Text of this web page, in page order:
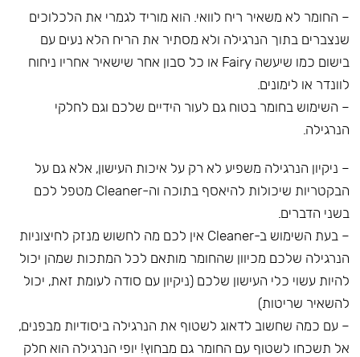
– החומר לא משאיר ריח לוואי. הוא מוריד לגמרי את הלכלוכים
שנצברים בתוך הנרגילה ולא מסתיר את הריח הלא נעים עם
בישום כמו שיעשה Fairy או כל סבון אחר שישאיר אחריו ניחוח
לוונדר או לימונים.
– השימוש בחומר בטוח גם לעור הידיים שלכם וגם לחלקי
הנרגילה.
– ניקיון הנרגילה משפיע לא רק על איכות העישון, אלא גם על
הבקטריות שיכולות להיאסף בתוכה וה-Cleaner מטפל לכם
בשני הדברים.
– בעת השימוש ב-Cleaner אין לכם מה לחשוש מנזק לחיצוניות
הנרגילה שלכם מכיוון שהחומר מותאם לכל המתכות שמהן יכול
להיות עשוי כלי העישון שלכם (ניקיון עם סודה לעומת זאת, יכול
להשאיר שריטות)
– עם כמה שחשוב לדאוג לשטוף את הנרגילה ביסודיות מבפנים,
אל תשכחו לשטוף עם החומר גם מבחוץ! יופי הנרגילה הוא חלק